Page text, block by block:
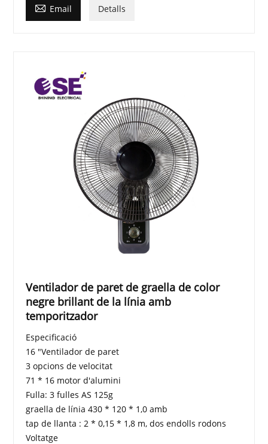
 Email Detalls
Ventilador de paret de graella de color
negre brillant de la línia amb
temporitzador
Especificació
16 "Ventilador de paret
3 opcions de velocitat
71 * 16 motor d'alumini
Fulla: 3 fulles AS 125g
graella de línia 430 * 120 * 1,0 amb
tap de llanta : 2 * 0,15 * 1,8 m, dos endolls rodons
Voltatge